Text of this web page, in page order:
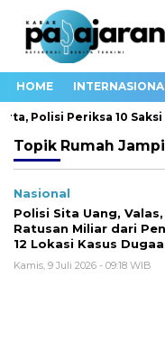
HOME
Polisi Periksa 10 Saksi
Topik Rumah
Nasional
Polisi Sita Uang,
Ratusan Miliar dari
12 Lokasi Kasus
Kamis, 9 Juli 2026 - 09:18 WIB